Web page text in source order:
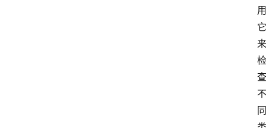
用
它
来
检
查
不
同